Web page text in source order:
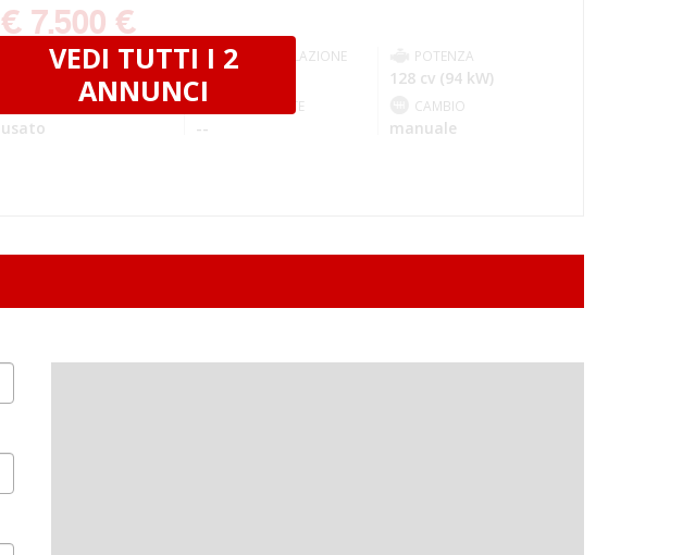
€ 7.500 €
IMMATRICOLAZIONE
2015-04
POTENZA
128 cv (94 kW)
TIPOLOGIA
usato
CARBURANTE
--
CAMBIO
manuale
VEDI TUTTI I 2
ANNUNCI